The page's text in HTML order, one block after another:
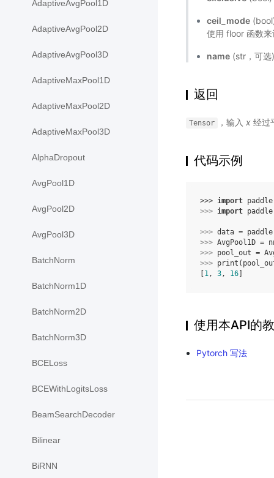
AdaptiveAvgPool1D
AdaptiveAvgPool2D
AdaptiveAvgPool3D
AdaptiveMaxPool1D
AdaptiveMaxPool2D
AdaptiveMaxPool3D
AlphaDropout
AvgPool1D
AvgPool2D
AvgPool3D
BatchNorm
BatchNorm1D
BatchNorm2D
BatchNorm3D
BCELoss
BCEWithLogitsLoss
BeamSearchDecoder
Bilinear
BiRNN
ceil_mode
使用 floor 函数
name (str，可
返回
Tensor ，输入 x经过
代码示例
>>> import paddle
>>> import
>>> data = paddle
>>> AvgPool1D =
>>> pool_out =
>>> print (
1, 3, 16
使用本API的
Pytorch 写法